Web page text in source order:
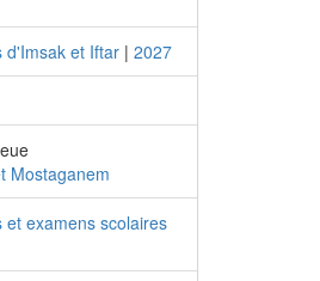
d'Imsak et Iftar | 2027
Mostaganem
examens scolaires